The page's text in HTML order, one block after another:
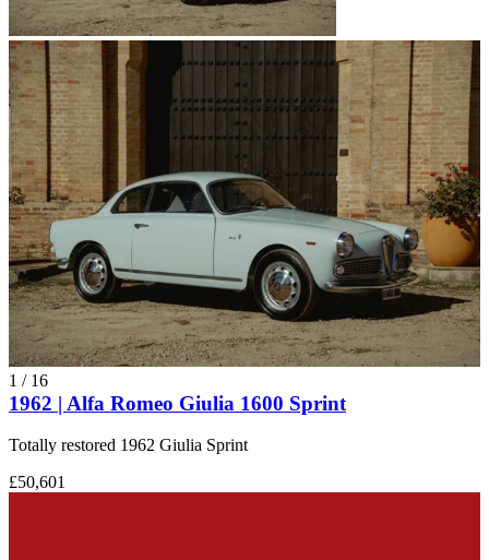
1 / 16
1962 | Alfa Romeo Giulia 1600 Sprint
Totally restored 1962 Giulia Sprint
£50,601